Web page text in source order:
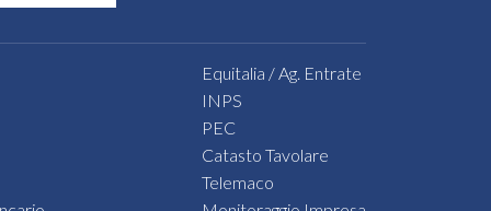
Equitalia / Ag. Entrate
INPS
PEC
Catasto Tavolare
Telemaco